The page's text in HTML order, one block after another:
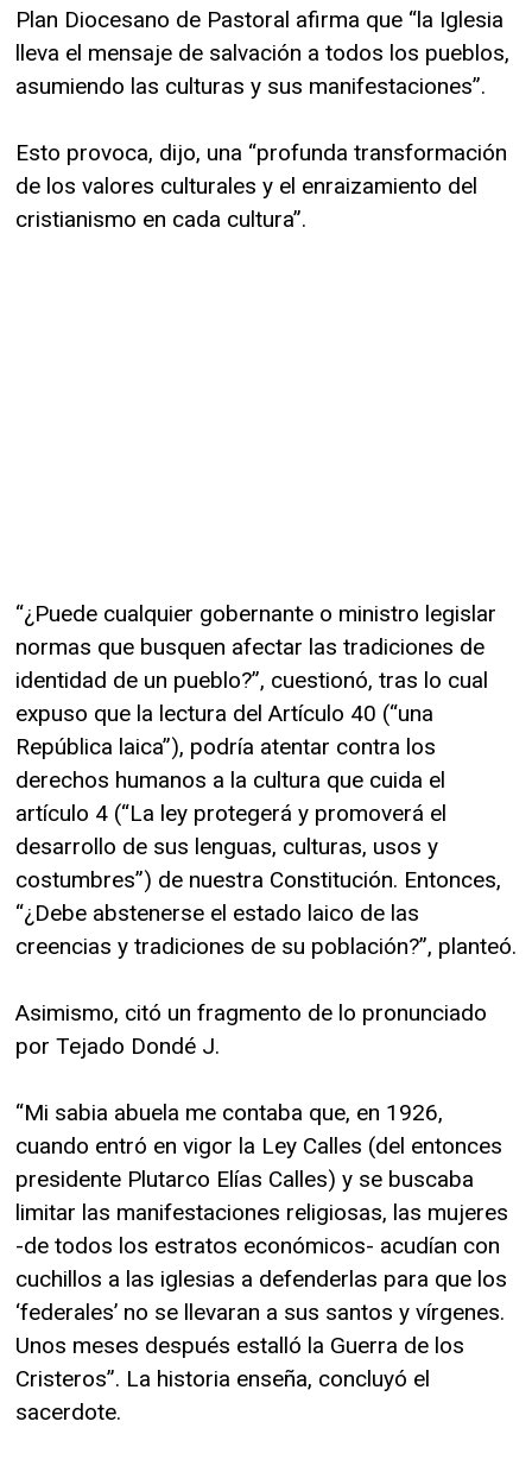
Plan Diocesano de Pastoral afirma que “la Iglesia
lleva el mensaje de salvación a todos los pueblos,
asumiendo las culturas y sus manifestaciones”.
Esto provoca, dijo, una “profunda transformación
de los valores culturales y el enraizamiento del
cristianismo en cada cultura”.
“¿Puede cualquier gobernante o ministro legislar
normas que busquen afectar las tradiciones de
identidad de un pueblo?”, cuestionó, tras lo cual
expuso que la lectura del Artículo 40 (“una
República laica”), podría atentar contra los
derechos humanos a la cultura que cuida el
artículo 4 (“La ley protegerá y promoverá el
desarrollo de sus lenguas, culturas, usos y
costumbres”) de nuestra Constitución. Entonces,
“¿Debe abstenerse el estado laico de las
creencias y tradiciones de su población?”, planteó.
Asimismo, citó un fragmento de lo pronunciado
por Tejado Dondé J.
“Mi sabia abuela me contaba que, en 1926,
cuando entró en vigor la Ley Calles (del entonces
presidente Plutarco Elías Calles) y se buscaba
limitar las manifestaciones religiosas, las mujeres
-de todos los estratos económicos- acudían con
cuchillos a las iglesias a defenderlas para que los
‘federales’ no se llevaran a sus santos y vírgenes.
Unos meses después estalló la Guerra de los
Cristeros”. La historia enseña, concluyó el
sacerdote.